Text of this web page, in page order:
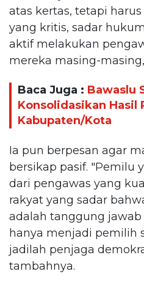
atas kertas, tetapi
yang kritis, sadar
aktif melakukan
mereka masing-
Baca Juga : Bawaslu
Konsolidasikan Hasil
Kabupaten/Kota
Ia pun berpesan agar
bersikap pasif. "Pemilu
dari pengawas yang
rakyat yang sadar
adalah tanggung jawab
hanya menjadi pemilih
jadilah penjaga
tambahnya.